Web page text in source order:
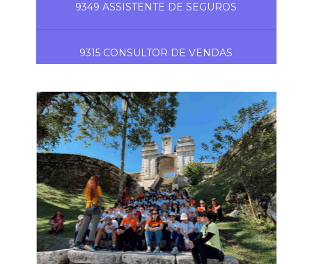
9349 ASSISTENTE DE SEGUROS
9315 CONSULTOR DE VENDAS